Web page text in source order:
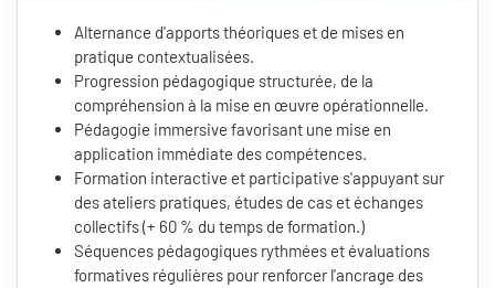
Alternance d'apports théoriques et de mises en
pratique contextualisées.
Progression pédagogique structurée, de la
compréhension à la mise en œuvre opérationnelle.
Pédagogie immersive favorisant une mise en
application immédiate des compétences.
Formation interactive et participative s'appuyant sur
des ateliers pratiques, études de cas et échanges
collectifs (+ 60 % du temps de formation.)
Séquences pédagogiques rythmées et évaluations
formatives régulières pour renforcer l'ancrage des